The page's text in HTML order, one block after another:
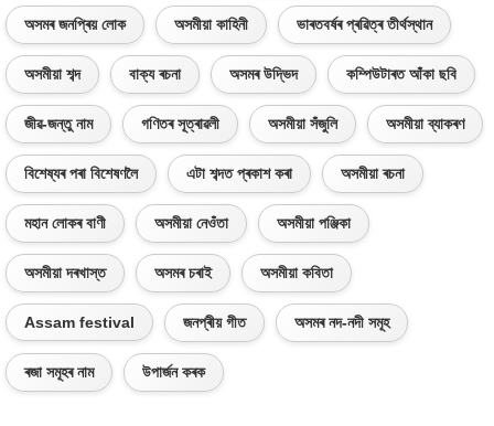
অসমৰ জনপ্ৰিয় লোক অসমীয়া কাহিনী ভাৰতবৰ্ষৰ প্ৰৱিত্ৰ তীৰ্থস্থান
অসমীয়া শব্দ বাক্য ৰচনা অসমৰ উদ্ভিদ কম্পিউটাৰত আঁকা ছবি
জীৱ-জন্তু নাম গণিতৰ সূত্ৰাৱলী অসমীয়া সঁজুলি অসমীয়া ব্যাকৰণ
বিশেষ্যৰ পৰা বিশেষণলৈ এটা শব্দত প্ৰকাশ কৰা অসমীয়া ৰচনা
মহান লোকৰ বাণী অসমীয়া নেওঁতা অসমীয়া পঞ্জিকা
অসমীয়া দৰখাস্ত অসমৰ চৰাই অসমীয়া কবিতা
Assam festival জনপ্ৰীয় গীত অসমৰ নদ-নদী সমূহ
ৰজা সমূহৰ নাম উপাৰ্জন কৰক